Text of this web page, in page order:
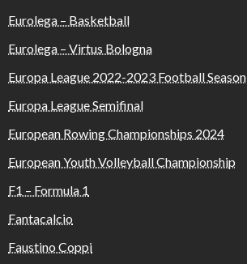
Eurolega – Basketball
Eurolega – Virtus Bologna
Europa League 2022-2023 Football Season
Europa League Semifinal
European Rowing Championships 2024
European Youth Volleyball Championship
F1 – Formula 1
Fantacalcio
Faustino Coppi